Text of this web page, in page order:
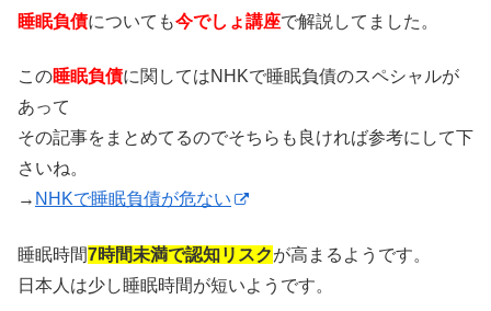
睡眠負債についても今でしょ講座で解説してました。
この睡眠負債に関してはNHKで睡眠負債のスペシャルが
あって
その記事をまとめてるのでそちらも良ければ参考にして下
さいね。
→ NHKで睡眠負債が危ない
睡眠時間7時間未満で認知リスクが高まるようです。
日本人は少し睡眠時間が短いようです。